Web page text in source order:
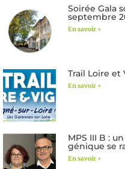
Soirée Gala
septembre
En savoir +
Trail Loire et
En savoir +
MPS III B :
génique se
En savoir +